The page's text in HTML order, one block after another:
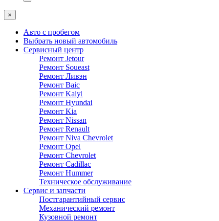
×
Авто с пробегом
Выбрать новый автомобиль
Сервисный центр
Ремонт Jetour
Ремонт Soueast
Ремонт Ливэн
Ремонт Baic
Ремонт Kaiyi
Ремонт Hyundai
Ремонт Kia
Ремонт Nissan
Ремонт Renault
Ремонт Niva Chevrolet
Ремонт Opel
Ремонт Chevrolet
Ремонт Cadillac
Ремонт Hummer
Техническое обслуживание
Сервис и запчасти
Постгарантийный сервис
Механический ремонт
Кузовной ремонт